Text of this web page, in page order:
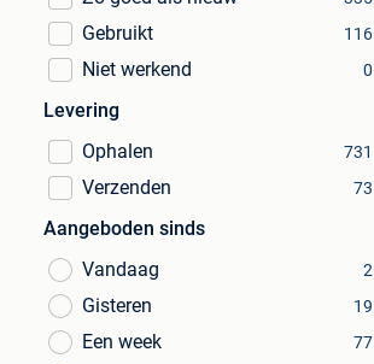
Gebruikt 116
Niet werkend 0
Levering
Ophalen
731
Verzenden 73
Aangeboden sinds
Vandaag
2
Gisteren 19
Een week 77